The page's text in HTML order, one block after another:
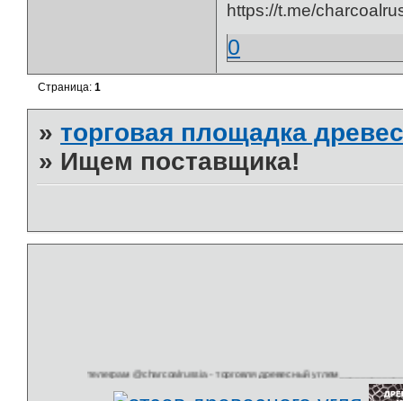
https://t.me/
0
Страница:1
»торговая площадка
» Ищем поставщика!
телеграм @charcoalrussia - торговля древесный углем______________